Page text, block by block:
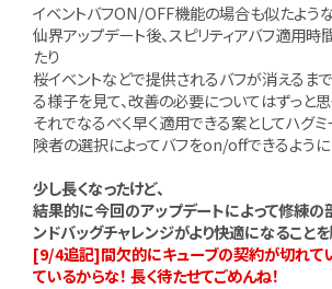
イベントバフON/OFF機能の場合も似たよう
仙界アップデート後、スピリティアバフ適用
たり
桜イベントなどで提供されるバフが消えるま
る様子を見て、改善の必要についてはずっと思
それでなるべく早く適用できる案としてハグ
険者の選択によってバフをon/offできるように
少し長くなったけど、
結果的に今回のアップデートによって修練の
ンドバッグチャレンジがより快適になることを
[9/4追記]間欠的にキューブの契約が切れて
ているからな！ 長く待たせてごめんね！